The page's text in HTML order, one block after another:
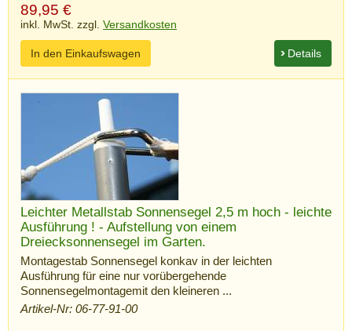
89,95 €
inkl. MwSt. zzgl. Versandkosten
Details
In den Einkaufswagen
Leichter Metallstab Sonnensegel 2,5 m hoch - leichte
Ausführung ! - Aufstellung von einem
Dreiecksonnensegel im Garten.
Montagestab Sonnensegel konkav in der leichten
Ausführung für eine nur vorübergehende
Sonnensegelmontagemit den kleineren ...
Artikel-Nr: 06-77-91-00